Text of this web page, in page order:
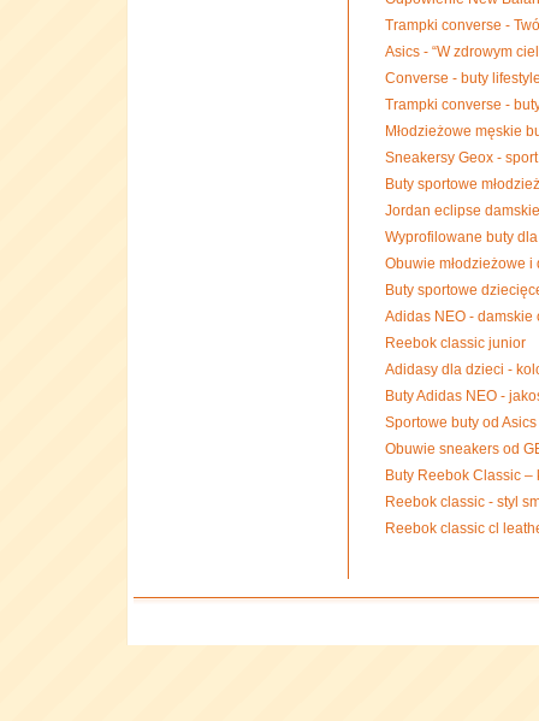
Trampki converse -
Asics - “W zdrowym
Converse - buty
Trampki converse -
Młodzieżowe męskie
Sneakersy Geox -
Buty sportowe
Jordan eclipse
Wyprofilowane buty
Obuwie młodzieżowe i
Buty sportowe
Adidas NEO - damskie
Reebok classic junior
Adidasy dla dzieci -
Buty Adidas NEO -
Sportowe buty od Asics
Obuwie sneakers od
Buty Reebok Classic
Reebok classic - styl
Reebok classic cl